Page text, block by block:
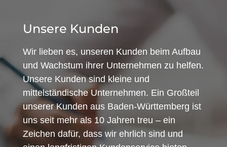
Unsere Kunden
Wir lieben es, unseren Kunden beim Aufbau
und Wachstum ihrer Unternehmen zu helfen.
Unsere Kunden sind kleine und
mittelständische Unternehmen. Ein Großteil
unserer Kunden aus Baden-Württemberg ist
uns seit mehr als 10 Jahren treu – ein
Zeichen dafür, dass wir ehrlich sind und